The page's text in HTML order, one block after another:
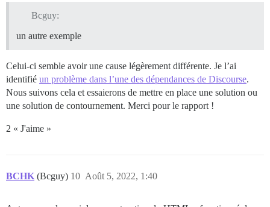
Bcguy:
un autre exemple
Celui-ci semble avoir une cause légèrement différente. Je l’ai
identifié un problème dans l’une des dépendances de Discourse.
Nous suivons cela et essaierons de mettre en place une solution ou
une solution de contournement. Merci pour le rapport !
2 « J'aime »
BCHK (Bcguy) Août 5, 2022, 1:40
10